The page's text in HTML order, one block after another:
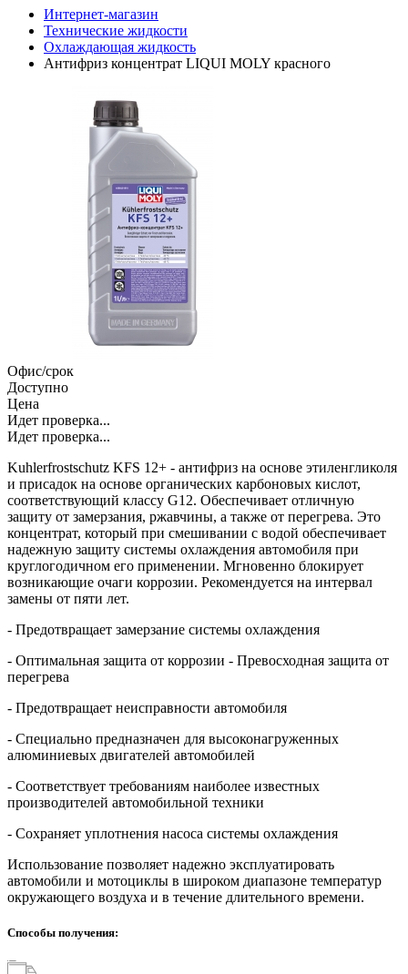
Интернет-магазин
Технические жидкости
Охлаждающая жидкость
Антифриз концентрат LIQUI MOLY красного
Офис/срок
Доступно
Цена
Идет проверка...
Идет проверка...
Kuhlerfrostschutz KFS 12+ - антифриз на основе этиленгликоля
и присадок на основе органических карбоновых кислот,
соответствующий классу G12. Обеспечивает отличную
защиту от замерзания, ржавчины, а также от перегрева. Это
концентрат, который при смешивании с водой обеспечивает
надежную защиту системы охлаждения автомобиля при
круглогодичном его применении. Мгновенно блокирует
возникающие очаги коррозии. Рекомендуется на интервал
замены от пяти лет.
- Предотвращает замерзание системы охлаждения
- Оптимальная защита от коррозии - Превосходная защита от
перегрева
- Предотвращает неисправности автомобиля
- Специально предназначен для высоконагруженных
алюминиевых двигателей автомобилей
- Соответствует требованиям наиболее известных
производителей автомобильной техники
- Сохраняет уплотнения насоса системы охлаждения
Использование позволяет надежно эксплуатировать
автомобили и мотоциклы в широком диапазоне температур
окружающего воздуха и в течение длительного времени.
Способы получения: